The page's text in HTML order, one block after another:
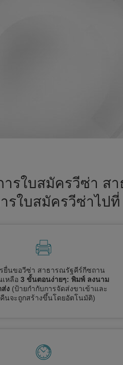
รใบสมัครวีซ่า ส
รใบสมัครวีซ่าไป
ยื่นขอวีซ่า สาธารณรัฐคีร์กีซถาน
หลือ 3 ขั้นตอนง่ายๆ: พิมพ์ ลงนาม
ง (ป้ายกำกับการจัดส่งขาเข้าและ
นจะถูกสร้างขึ้นโดยอัตโนมัติ)